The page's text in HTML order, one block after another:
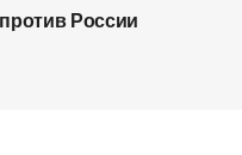
России